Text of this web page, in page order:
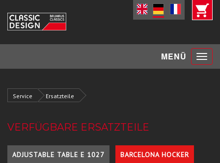
MENÜ Toggle
Service Ersatzteile
VERFÜGBARE ERSATZTEILE
ADJUSTABLE TABLE E 1027 BARCELONA HOCKER